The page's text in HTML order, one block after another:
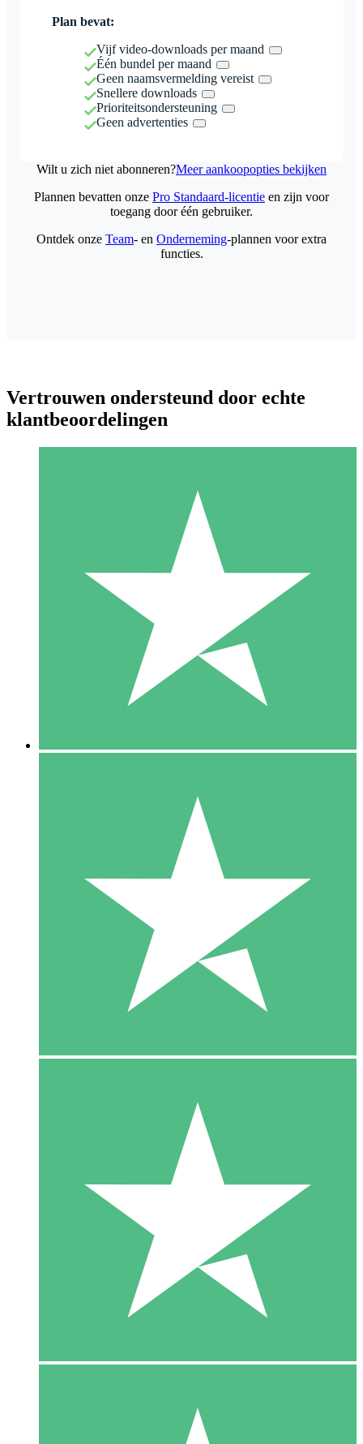
Plan bevat:
Vijf video-downloads per maand
Één bundel per maand
Geen naamsvermelding vereist
Snellere downloads
Prioriteitsondersteuning
Geen advertenties
Wilt u zich niet abonneren?Meer aankoopopties bekijken
Individuele Creditpakketten
Betaal per gebruik met downloadtegoeden. Geen maandelijkse
1000
10 Downloaden
20 00
Plannen bevatten onze Pro Standaard-licentie en zijn voor
toegang door één gebruiker.
Ontdek onze Team- en Onderneming-plannen voor extra
functies.
Vertrouwen ondersteund door echte
klantbeoordelingen